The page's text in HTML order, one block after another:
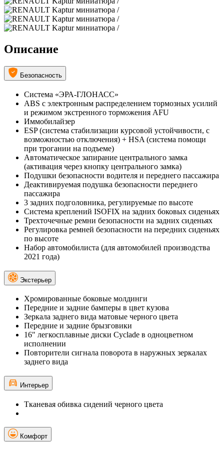
Описание
Безопасность
Система «ЭРА-ГЛОНАСС»
ABS с электронным распределением тормозных усилий
и режимом экстренного торможения AFU
Иммобилайзер
ESP (система стабилизации курсовой устойчивости, c
возможностью отключения) + HSA (система помощи
при трогании на подъеме)
Автоматическое запирание центрального замка
(активация через кнопку центрального замка)
Подушки безопасности водителя и переднего пассажира
Деактивируемая подушка безопасности переднего
пассажира
3 задних подголовника, регулируемые по высоте
Система креплений ISOFIX на задних боковых сиденьях
Трехточечные ремни безопасности на задних сиденьях
Регулировка ремней безопасности на передних сиденьях
по высоте
Набор автомобилиста (для автомобилей производства
2021 года)
Экстерьер
Хромированные боковые молдинги
Передние и задние бамперы в цвет кузова
Зеркала заднего вида матовые черного цвета
Передние и задние брызговики
16" легкосплавные диски Cyclade в одноцветном
исполнении
Повторители сигнала поворота в наружных зеркалах
заднего вида
Интерьер
Тканевая обивка сидений черного цвета
Комфорт